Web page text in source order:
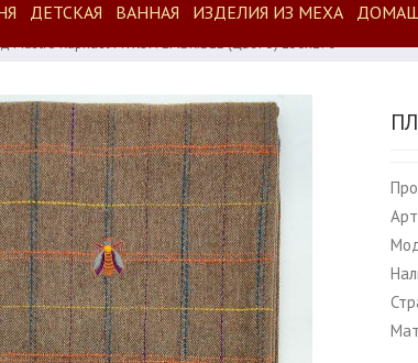
ДЕТСКАЯ ВАННАЯ ИЗДЕЛИЯ ИЗ МЕХА
Mastro Raphael MYRON EMBR.BEE (цвет 3) 130x170